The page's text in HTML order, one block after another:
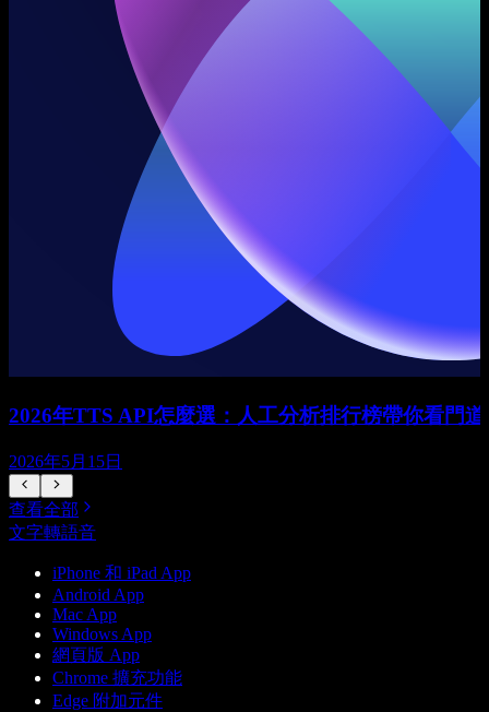
2026年TTS API怎麼選：人工分析排行榜帶你看門道
2026年5月15日
查看全部
文字轉語音
iPhone 和 iPad App
Android App
Mac App
Windows App
網頁版 App
Chrome 擴充功能
Edge 附加元件